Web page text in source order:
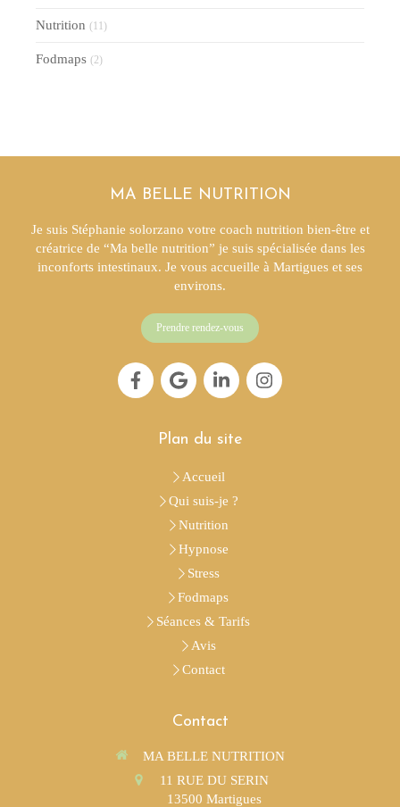
Nutrition (11)
Fodmaps (2)
MA BELLE NUTRITION
Je suis Stéphanie solorzano votre coach nutrition bien-être et
créatrice de “Ma belle nutrition” je suis spécialisée dans les
inconforts intestinaux. Je vous accueille à Martigues et ses
environs.
Prendre rendez-vous
Plan du site
Accueil
Qui suis-je ?
Nutrition
Hypnose
Stress
Fodmaps
Séances & Tarifs
Avis
Contact
Contact
MA BELLE NUTRITION
11 RUE DU SERIN
13500 Martigues